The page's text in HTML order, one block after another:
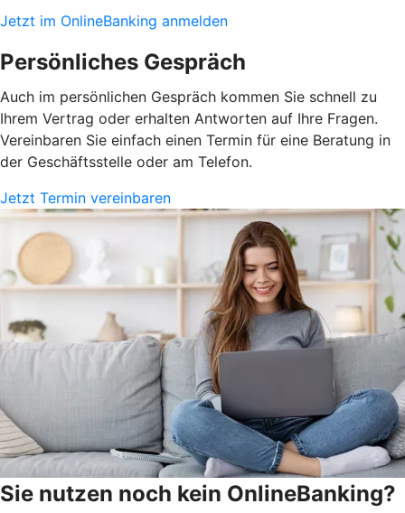
Jetzt im OnlineBanking anmelden
Persönliches Gespräch
Auch im persönlichen Gespräch kommen Sie schnell zu
Ihrem Vertrag oder erhalten Antworten auf Ihre Fragen.
Vereinbaren Sie einfach einen Termin für eine Beratung in
der Geschäftsstelle oder am Telefon.
Jetzt Termin vereinbaren
Sie nutzen noch kein OnlineBanking?